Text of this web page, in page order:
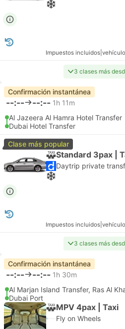
Impuestos incluidos
3 clases más
Confirmación instantánea
--:-- --:-- 1h 11m
Al Jazeera Al Hamra Hotel Transfer
Dubai Hotel Transfer
Clase más popular
Standard 3pax |
Impuestos incluidos
3 clases más
Confirmación instantánea
--:-- --:-- 1h 30m
Al Marjan Island Transfer, Ras Al
Dubai Port
MPV 4pax | Taxi
Fly on Wheels